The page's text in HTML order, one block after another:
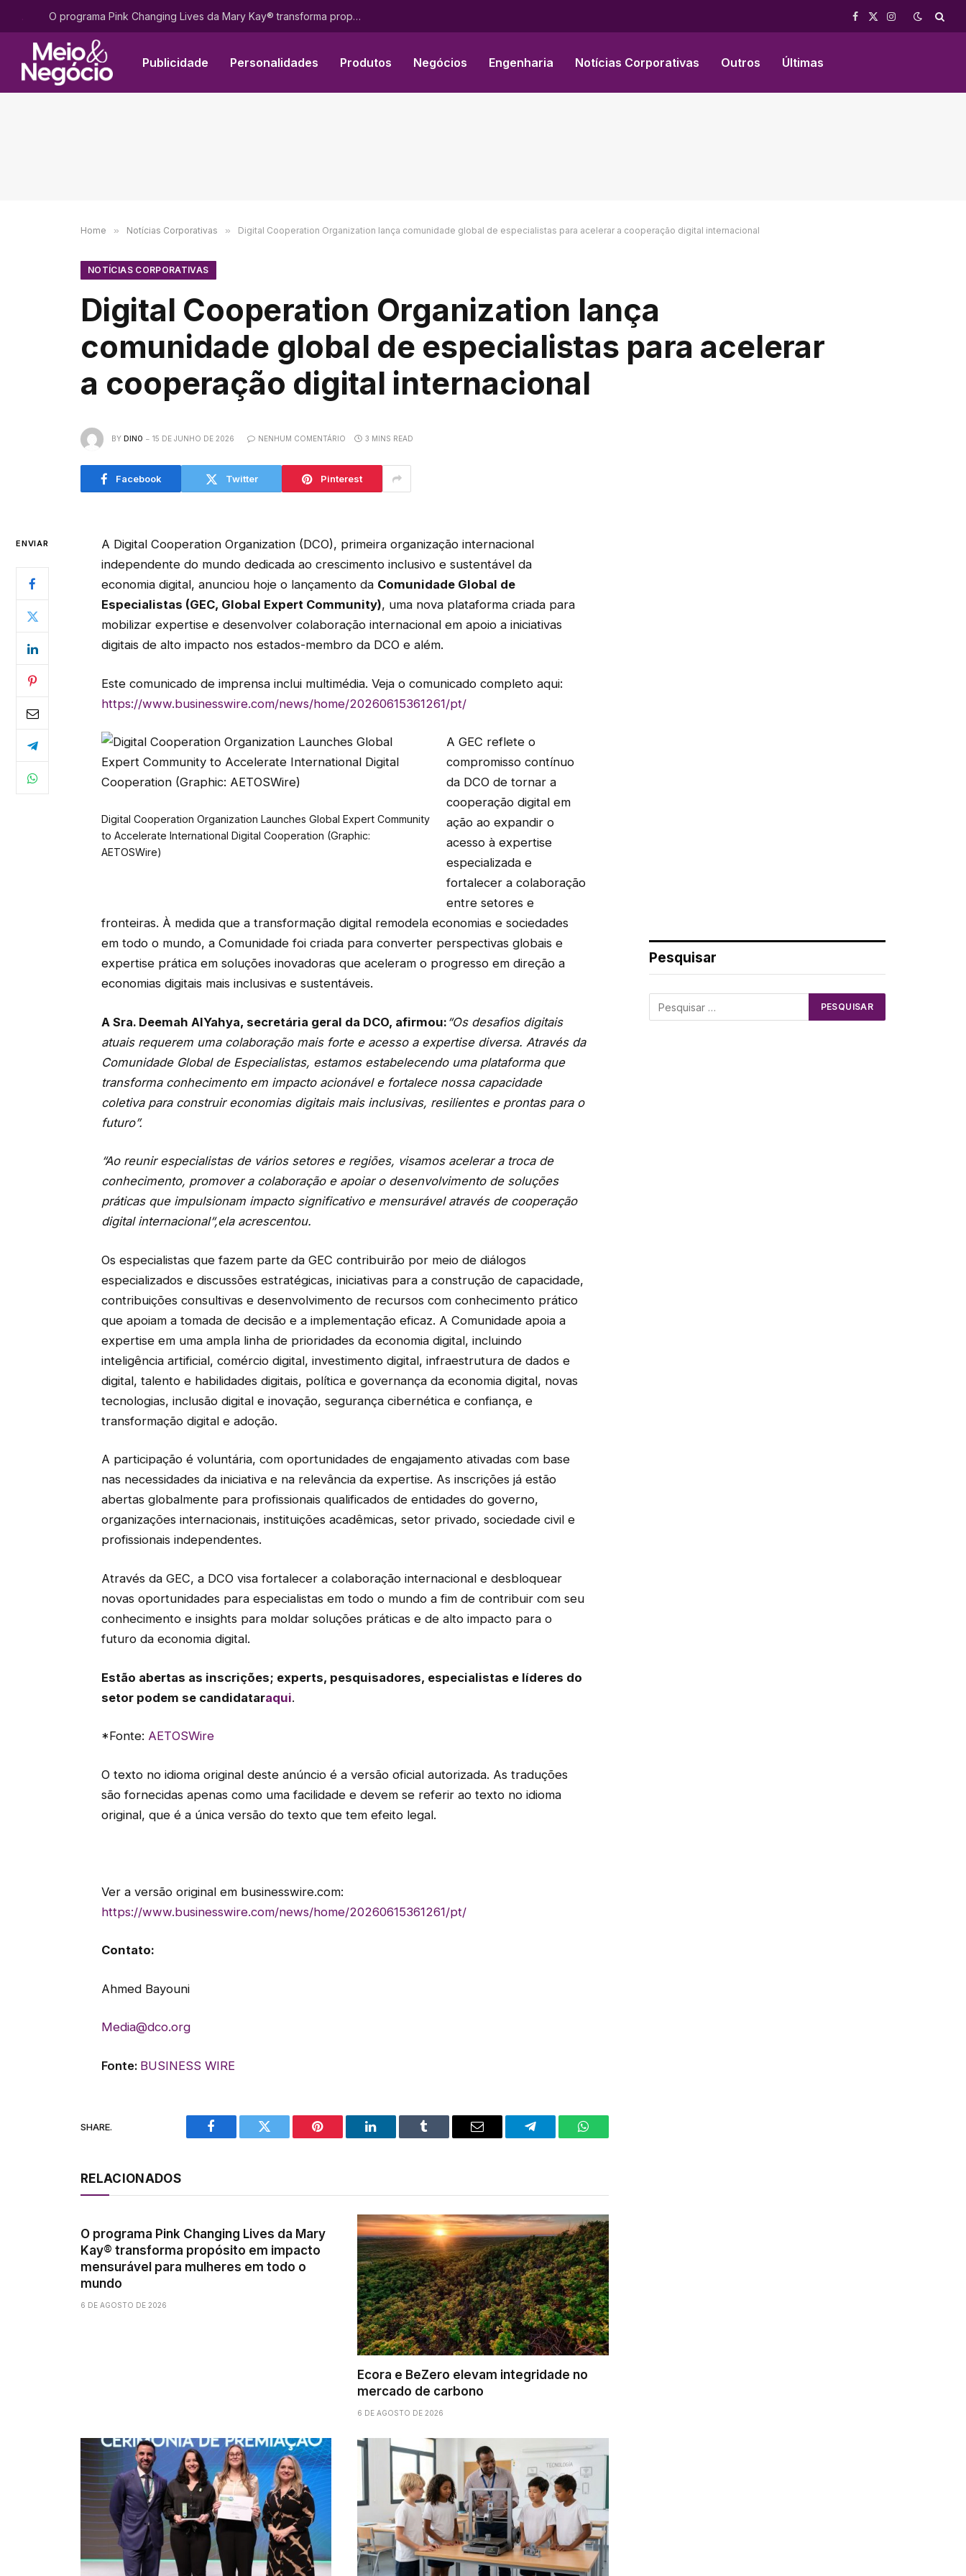
. O programa Pink Changing Lives da Mary Kay® transforma propósito em impacto mensurável para mulheres em todo o mundo
Facebook
X
Instagram
Publicidade Personalidades Produtos Negócios Engenharia Notícias Corporativas Outros Últimas
Home » Notícias Corporativas » Digital Cooperation Organization lança comunidade global de especialistas para acelerar a cooperação digital internacional
NOTÍCIAS CORPORATIVAS
Digital Cooperation Organization lança
comunidade global de especialistas para acelerar
a cooperação digital internacional
BY DINO 15 DE JUNHO DE 2026 NENHUM COMENTÁRIO 3 MINS READ
Facebook Twitter Pinterest
ENVIAR
A Digital Cooperation Organization (DCO), primeira organização internacional
independente do mundo dedicada ao crescimento inclusivo e sustentável da
economia digital, anunciou hoje o lançamento da Comunidade Global de
Especialistas (GEC, Global Expert Community), uma nova plataforma criada para
mobilizar expertise e desenvolver colaboração internacional em apoio a iniciativas
digitais de alto impacto nos estados-membro da DCO e além.
Este comunicado de imprensa inclui multimédia. Veja o comunicado completo aqui:
https://www.businesswire.com/news/home/20260615361261/pt/
Digital Cooperation Organization Launches Global Expert Community
to Accelerate International Digital Cooperation (Graphic:
AETOSWire)
A GEC reflete o
compromisso contínuo
da DCO de tornar a
cooperação digital em
ação ao expandir o
acesso à expertise
especializada e
fortalecer a colaboração
entre setores e
fronteiras. À medida que a transformação digital remodela economias e sociedades
em todo o mundo, a Comunidade foi criada para converter perspectivas globais e
expertise prática em soluções inovadoras que aceleram o progresso em direção a
economias digitais mais inclusivas e sustentáveis.
A Sra. Deemah AlYahya, secretária geral da DCO, afirmou: “Os desafios digitais
atuais requerem uma colaboração mais forte e acesso a expertise diversa. Através da
Comunidade Global de Especialistas, estamos estabelecendo uma plataforma que
transforma conhecimento em impacto acionável e fortalece nossa capacidade
coletiva para construir economias digitais mais inclusivas, resilientes e prontas para o
futuro”.
“Ao reunir especialistas de vários setores e regiões, visamos acelerar a troca de
conhecimento, promover a colaboração e apoiar o desenvolvimento de soluções
práticas que impulsionam impacto significativo e mensurável através de cooperação
digital internacional“,ela acrescentou.
Os especialistas que fazem parte da GEC contribuirão por meio de diálogos
especializados e discussões estratégicas, iniciativas para a construção de capacidade,
contribuições consultivas e desenvolvimento de recursos com conhecimento prático
que apoiam a tomada de decisão e a implementação eficaz. A Comunidade apoia a
expertise em uma ampla linha de prioridades da economia digital, incluindo
inteligência artificial, comércio digital, investimento digital, infraestrutura de dados e
digital, talento e habilidades digitais, política e governança da economia digital, novas
tecnologias, inclusão digital e inovação, segurança cibernética e confiança, e
transformação digital e adoção.
A participação é voluntária, com oportunidades de engajamento ativadas com base
nas necessidades da iniciativa e na relevância da expertise. As inscrições já estão
abertas globalmente para profissionais qualificados de entidades do governo,
organizações internacionais, instituições acadêmicas, setor privado, sociedade civil e
profissionais independentes.
Através da GEC, a DCO visa fortalecer a colaboração internacional e desbloquear
novas oportunidades para especialistas em todo o mundo a fim de contribuir com seu
conhecimento e insights para moldar soluções práticas e de alto impacto para o
futuro da economia digital.
Estão abertas as inscrições; experts, pesquisadores, especialistas e líderes do
setor podem se candidataraqui.
*Fonte: AETOSWire
O texto no idioma original deste anúncio é a versão oficial autorizada. As traduções
são fornecidas apenas como uma facilidade e devem se referir ao texto no idioma
original, que é a única versão do texto que tem efeito legal.
Ver a versão original em businesswire.com:
https://www.businesswire.com/news/home/20260615361261/pt/
Contato:
Ahmed Bayouni
Media@dco.org
Fonte: BUSINESS WIRE
SHARE.
Facebook Twitter Pinterest LinkedIn Tumblr Email Telegram WhatsApp
RELACIONADOS
O programa Pink Changing Lives da Mary
Kay® transforma propósito em impacto
mensurável para mulheres em todo o
mundo
6 DE AGOSTO DE 2026
Ecora e BeZero elevam integridade no
mercado de carbono
6 DE AGOSTO DE 2026
Pesquisar